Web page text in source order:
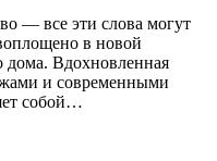
— все эти слова могут
в новой
дома. Вдохновленная
и современными
собой…